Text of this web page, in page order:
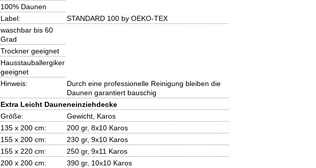
100% Daunen
Label:
STANDARD 100 by OEKO-TEX
waschbar bis 60
Grad
Trockner geeignet
Hausstauballergiker
geeignet
Hinweis:
Durch eine professionelle Reinigung bleiben die
Daunen garantiert bauschig
Extra Leicht Dauneneinziehdecke
Größe:
Gewicht, Karos
135 x 200 cm:
200 gr, 8x10 Karos
155 x 200 cm:
230 gr, 9x10 Karos
155 x 220 cm:
250 gr, 9x11 Karos
200 x 200 cm:
390 gr, 10x10 Karos